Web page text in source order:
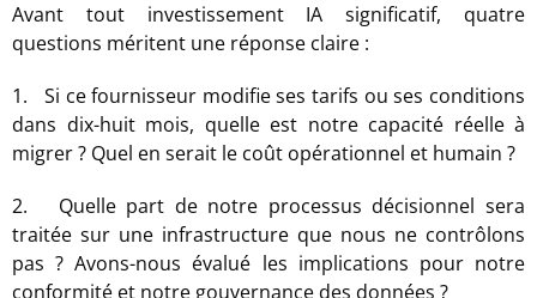
Avant tout investissement IA significatif, quatre
questions méritent une réponse claire :
1. Si ce fournisseur modifie ses tarifs ou ses conditions
dans dix-huit mois, quelle est notre capacité réelle à
migrer ? Quel en serait le coût opérationnel et humain ?
2. Quelle part de notre processus décisionnel sera
traitée sur une infrastructure que nous ne contrôlons
pas ? Avons-nous évalué les implications pour notre
conformité et notre gouvernance des données ?